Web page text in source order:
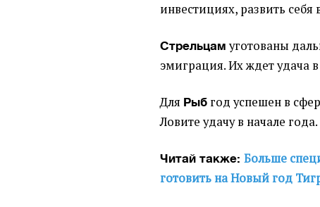
инвестициях, развить себя
Стрельцам уготованы
эмиграция. Их ждет удача
Для Рыб год успешен в
Ловите удачу в начале года.
Читай также:Больше
готовить на Новый год